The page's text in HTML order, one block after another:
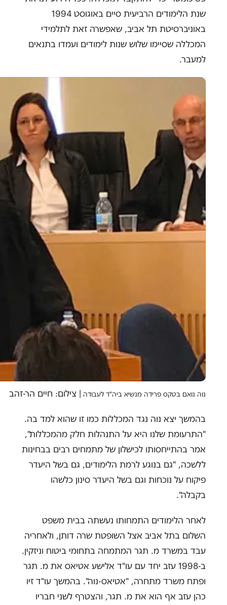
שנת הלימודים הרביעית סיים באוגוסט 1994
באוניברסיטת תל אביב, שאפשרה זאת לתלמידי
המכללה שסיימו שלוש שנות לימודים ועמדו בתנאים
למעבר.
נוה נואם בטקס פרידה מנשיא ביה"ד לעבודה | צילום: חיים הר-זהב
בהמשך יצא נוה נגד המכללות כמו זו שהוא למד בה.
"התרעומת שלנו היא על התנהלות חלק מהמכללות",
אמר בהתייחסותו לכישלון של מתמחים רבים בבחינות
ללשכה, "גם בנוגע לרמת הלימודים, גם בשל היעדר
פיקוח על נוכחות וגם בשל היעדר סינון כלשהו
בקבלה".
לאחר הלימודים התמחותו נעשתה בבית משפט
השלום בתל אביב אצל השופטת שרה דותן, ולאחריה
עבד במשרד מ. תגר המתמחה בתחומי ביטוח וניזקין.
ב-1998 עזב יחד עם עו"ד אלישע אטיאס את מ. תגר
ופתח משרד מתחרה, "אטיאס-נוה". בהמשך עו"ד זיו
כהן עזב אף הוא את מ. תגר, והצטרף לשני חבריו